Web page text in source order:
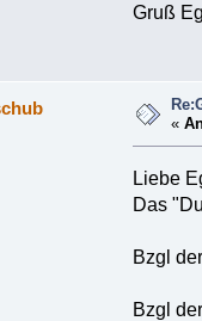
Gruß
«
Liebe
Das
Bzgl
Bzgl